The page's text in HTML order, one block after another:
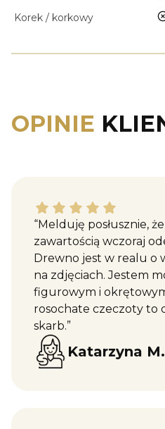
Korek / korkowy
OPINIE
Katarzyna M. dał ocenę:
“Melduję posłusznie,
zawartością wczoraj
Drewno jest w realu o
na zdjęciach. Jestem
figurowym i
rosochate czeczoty to
skarb.”
Katarzyna M.